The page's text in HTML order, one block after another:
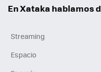
En Xataka hablamos
Streaming
Espacio